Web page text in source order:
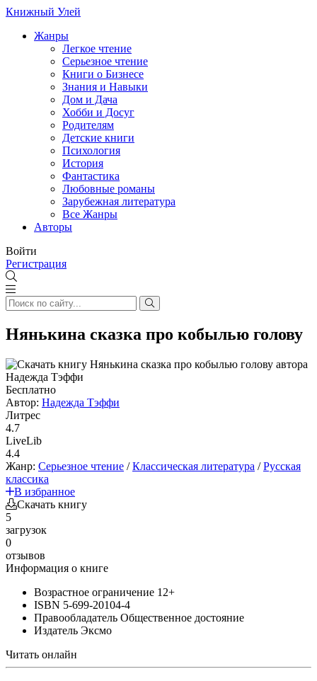
Книжный Улей
Жанры
Легкое чтение
Серьезное чтение
Книги о Бизнесе
Знания и Навыки
Дом и Дача
Хобби и Досуг
Родителям
Детские книги
Психология
История
Фантастика
Любовные романы
Зарубежная литература
Все Жанры
Авторы
Войти
Регистрация
Нянькина сказка про кобылью голову
Бесплатно
Автор: Надежда Тэффи
Литрес
4.7
LiveLib
4.4
Жанр: Серьезное чтение /Классическая литература /Русская
классика
В избранное
Скачать книгу
5
загрузок
0
отзывов
Информация о книге
Возрастное ограничение 12+
ISBN 5-699-20104-4
Правообладатель Общественное достояние
Издатель Эксмо
Читать онлайн